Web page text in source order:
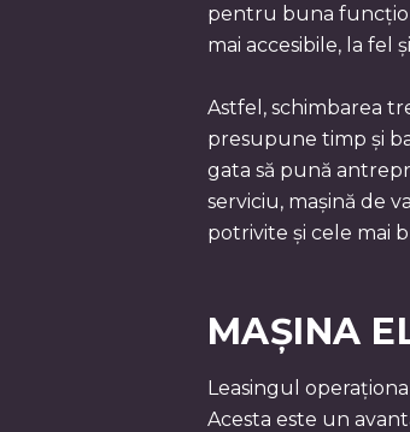
pentru buna
mai accesibile, la fel
Astfel, schimbarea
presupune timp și
gata să pună
serviciu, mașină de
potrivite și cele mai
MAȘINA
Leasingul
Acesta este un